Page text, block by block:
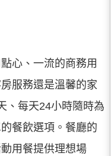
心、一流的商務用
服務還是溫馨的家
、每天24小時隨時為
餐飲選項。餐廳的
用餐提供理想場